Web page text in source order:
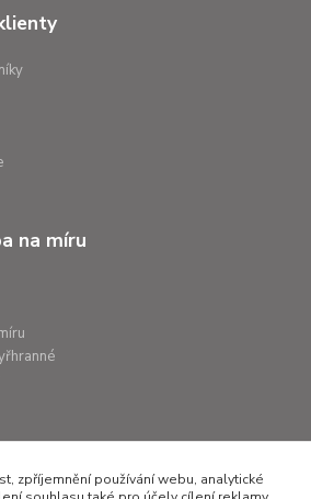
na míru
zpříjemnění používání webu, analytické